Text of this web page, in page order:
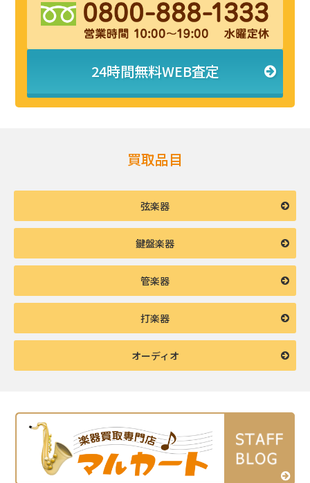
24時間無料WEB査定
買取品目
弦楽器
鍵盤楽器
管楽器
打楽器
オーディオ